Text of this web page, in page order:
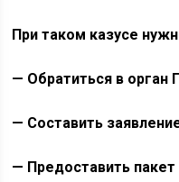
При таком казусе
— Обратиться в орган
— Составить
— Предоставить